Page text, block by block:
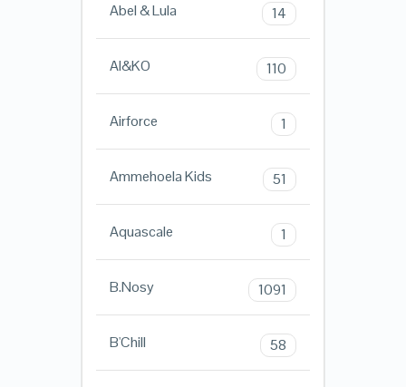
Abel & Lula 14
AI&KO 110
Airforce 1
Ammehoela Kids 51
Aquascale 1
B.Nosy 1091
B'Chill 58